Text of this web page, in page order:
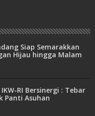
Siap Semarakkan
Hijau hingga Malam
RI Bersinergi : Tebar
Panti Asuhan